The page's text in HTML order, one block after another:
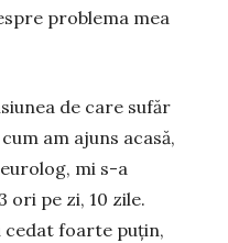
problema mea
de care su­făr
am ajuns acasă,
mi s-a
ori pe zi, 10 zile.
cedat foarte puțin,